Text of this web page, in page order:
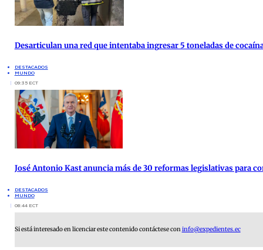
Desarticulan una red que intentaba ingresar 5 toneladas de
DESTACADOS
MUNDO
09:35 ECT
José Antonio Kast anuncia más de 30 reformas legislativas para
DESTACADOS
MUNDO
08:44 ECT
Si está interesado en licenciar este contenido contáctese coninfo@expedientes.ec